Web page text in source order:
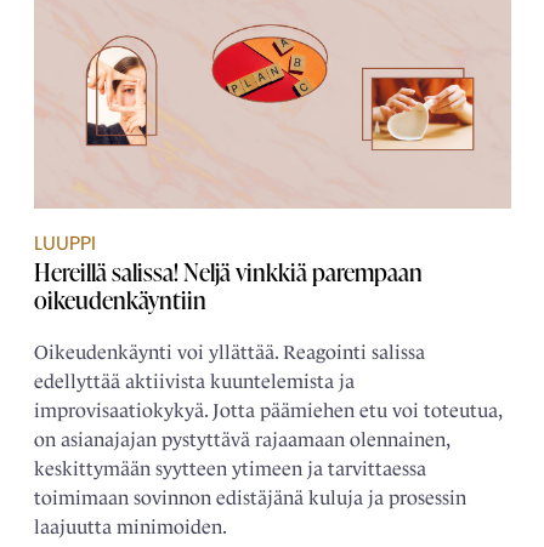
LUUPPI
Hereillä salissa! Neljä vinkkiä parempaan
oikeudenkäyntiin
Oikeudenkäynti voi yllättää. Reagointi salissa
edellyttää aktiivista kuuntelemista ja
improvisaatiokykyä. Jotta päämiehen etu voi toteutua,
on asianajajan pystyttävä rajaamaan olennainen,
keskittymään syytteen ytimeen ja tarvittaessa
toimimaan sovinnon edistäjänä kuluja ja prosessin
laajuutta minimoiden.